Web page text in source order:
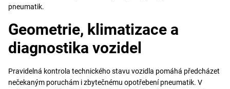
pneumatik.
Geometrie, klimatizace a
diagnostika vozidel
Pravidelná kontrola technického stavu vozidla pomáhá předcházet
nečekaným poruchám i zbytečnému opotřebení pneumatik. V